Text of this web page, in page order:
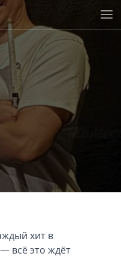
хит в
всё это ждёт